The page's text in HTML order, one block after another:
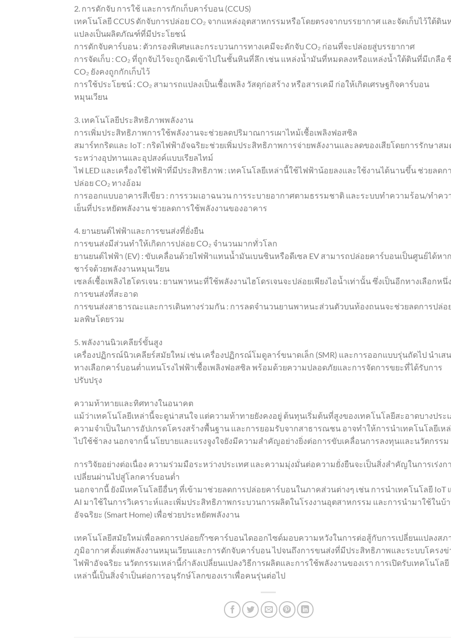
2. การดักจับ การใช้ และการกักเก็บคาร์บอน (CCUS)
เทคโนโลยี CCUS ดักจับการปล่อย CO₂ จากแหล่งอุตสาหกรรมหรือโดยตรงจากบรรยากาศ และจัดเก็บไว้ใต้ดิน
แปลงเป็นผลิตภัณฑ์ที่มีประโยชน์
การดักจับคาร์บอน : ตัวกรองพิเศษและกระบวนการทางเคมีจะดักจับ CO₂ ก่อนที่จะปล่อยสู่บรรยากาศ
การจัดเก็บ : CO₂ ที่ถูกจับไว้จะถูกฉีดเข้าไปในชั้นหินที่ลึก เช่น แหล่งน้ำมันที่หมดลงหรือแหล่งน้ำใต้ดินที่มีเกลือ
CO₂ ยังคงถูกกักเก็บไว้
การใช้ประโยชน์ : CO₂ สามารถแปลงเป็นเชื้อเพลิง วัสดุก่อสร้าง หรือสารเคมี ก่อให้เกิดเศรษฐกิจคาร์บอน
หมุนเวียน
3. เทคโนโลยีประสิทธิภาพพลังงาน
การเพิ่มประสิทธิภาพการใช้พลังงานจะช่วยลดปริมาณการเผาไหม้เชื้อเพลิงฟอสซิล
สมาร์ทกริดและ IoT : กริดไฟฟ้าอัจฉริยะช่วยเพิ่มประสิทธิภาพการจ่ายพลังงานและลดของเสียโดยการรักษาสม
ระหว่างอุปทานและอุปสงค์แบบเรียลไทม์
ไฟ LED และเครื่องใช้ไฟฟ้าที่มีประสิทธิภาพ : เทคโนโลยีเหล่านี้ใช้ไฟฟ้าน้อยลงและใช้งานได้นานขึ้น ช่วยลดก
ปล่อย CO₂ ทางอ้อม
การออกแบบอาคารสีเขียว : การรวมเอาฉนวน การระบายอากาศตามธรรมชาติ และระบบทำความร้อน/ทำคว
เย็นที่ประหยัดพลังงาน ช่วยลดการใช้พลังงานของอาคาร
4. ยานยนต์ไฟฟ้าและการขนส่งที่ยั่งยืน
การขนส่งมีส่วนทำให้เกิดการปล่อย CO₂ จำนวนมากทั่วโลก
ยานยนต์ไฟฟ้า (EV) : ขับเคลื่อนด้วยไฟฟ้าแทนน้ำมันเบนซินหรือดีเซล EV สามารถปล่อยคาร์บอนเป็นศูนย์ได้หาก
ชาร์จด้วยพลังงานหมุนเวียน
เซลล์เชื้อเพลิงไฮโดรเจน : ยานพาหนะที่ใช้พลังงานไฮโดรเจนจะปล่อยเพียงไอน้ำเท่านั้น ซึ่งเป็นอีกทางเลือกหนึ่
การขนส่งที่สะอาด
การขนส่งสาธารณะและการเดินทางร่วมกัน : การลดจำนวนยานพาหนะส่วนตัวบนท้องถนนจะช่วยลดการปล่อ
มลพิษโดยรวม
5. พลังงานนิวเคลียร์ขั้นสูง
เครื่องปฏิกรณ์นิวเคลียร์สมัยใหม่ เช่น เครื่องปฏิกรณ์โมดูลาร์ขนาดเล็ก (SMR) และการออกแบบรุ่นถัดไป นำเส
ทางเลือกคาร์บอนต่ำแทนโรงไฟฟ้าเชื้อเพลิงฟอสซิล พร้อมด้วยความปลอดภัยและการจัดการขยะที่ได้รับการ
ปรับปรุง
ความท้าทายและทิศทางในอนาคต
แม้ว่าเทคโนโลยีเหล่านี้จะดูน่าสนใจ แต่ความท้าทายยังคงอยู่ ต้นทุนเริ่มต้นที่สูงของเทคโนโลยีสะอาดบางประ
ความจำเป็นในการอัปเกรดโครงสร้างพื้นฐาน และการยอมรับจากสาธารณชน อาจทำให้การนำเทคโนโลยีเห
ไปใช้ช้าลง นอกจากนี้ นโยบายและแรงจูงใจยังมีความสำคัญอย่างยิ่งต่อการขับเคลื่อนการลงทุนและนวัตกรรม
การวิจัยอย่างต่อเนื่อง ความร่วมมือระหว่างประเทศ และความมุ่งมั่นต่อความยั่งยืนจะเป็นสิ่งสำคัญในการเร่งก
เปลี่ยนผ่านไปสู่โลกคาร์บอนต่ำ
นอกจากนี้ ยังมีเทคโนโลยีอื่นๆ ที่เข้ามาช่วยลดการปล่อยคาร์บอนในภาคส่วนต่างๆ เช่น การนำเทคโนโลยี IoT
AI มาใช้ในการวิเคราะห์และเพิ่มประสิทธิภาพกระบวนการผลิตในโรงงานอุตสาหกรรม และการนำมาใช้ในบ้
อัจฉริยะ (Smart Home) เพื่อช่วยประหยัดพลังงาน
เทคโนโลยีสมัยใหม่เพื่อลดการปล่อยก๊าซคาร์บอนไดออกไซด์มอบความหวังในการต่อสู้กับการเปลี่ยนแปลงสภ
ภูมิอากาศ ตั้งแต่พลังงานหมุนเวียนและการดักจับคาร์บอน ไปจนถึงการขนส่งที่มีประสิทธิภาพและระบบโครงข่
ไฟฟ้าอัจฉริยะ นวัตกรรมเหล่านี้กำลังเปลี่ยนแปลงวิธีการผลิตและการใช้พลังงานของเรา การเปิดรับเทคโนโลยี
เหล่านี้เป็นสิ่งจำเป็นต่อการอนุรักษ์โลกของเราเพื่อคนรุ่นต่อไป